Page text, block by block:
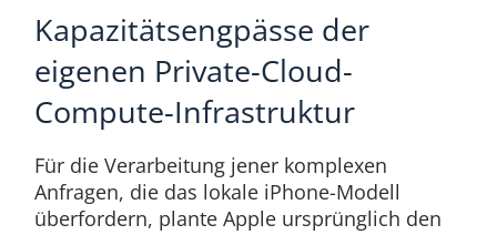
Kapazitätsengpässe der
eigenen Private-Cloud-
Compute-Infrastruktur
Für die Verarbeitung jener komplexen
Anfragen, die das lokale iPhone-Modell
überfordern, plante Apple ursprünglich den